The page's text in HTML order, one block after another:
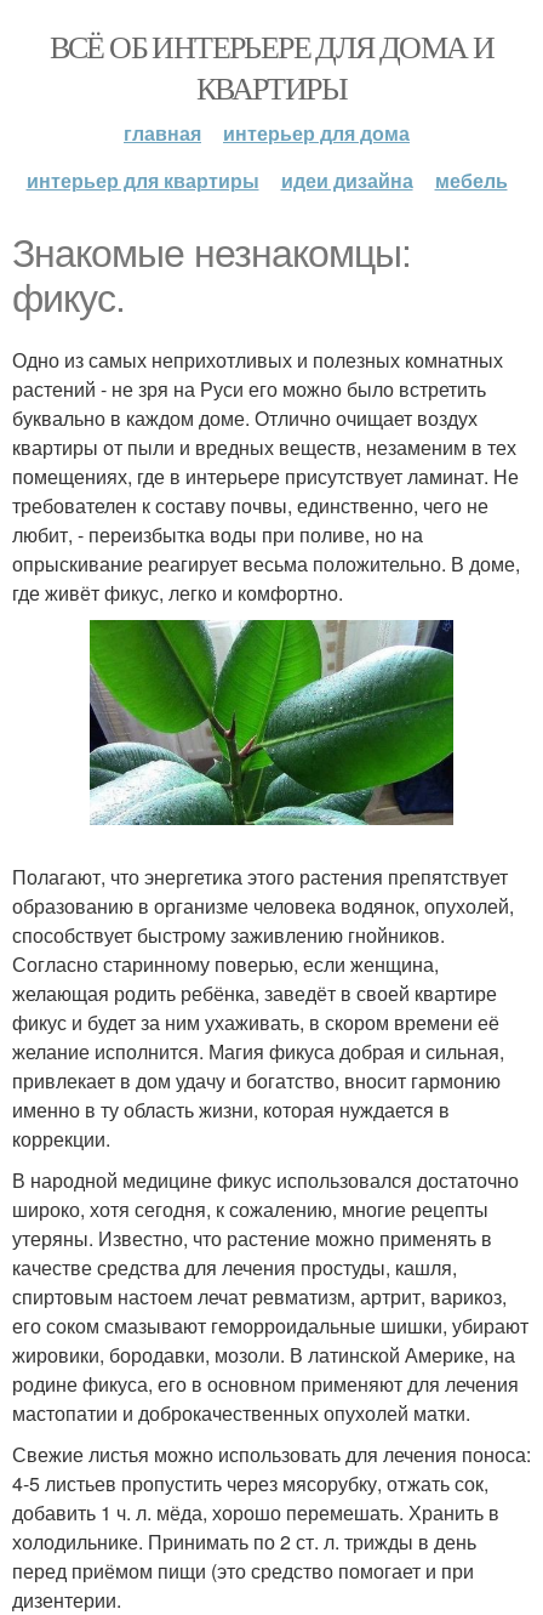
ВСЁ ОБ ИНТЕРЬЕРЕ ДЛЯ ДОМА И
КВАРТИРЫ
главная
интерьер для дома
интерьер для квартиры
идеи дизайна мебель
Знакомые незнакомцы:
фикус.
Одно из самых неприхотливых и полезных комнатных
растений - не зря на Руси его можно было встретить
буквально в каждом доме. Отлично очищает воздух
квартиры от пыли и вредных веществ, незаменим в тех
помещениях, где в интерьере присутствует ламинат. Не
требователен к составу почвы, единственно, чего не
любит, - переизбытка воды при поливе, но на
опрыскивание реагирует весьма положительно. В доме,
где живёт фикус, легко и комфортно.
Полагают, что энергетика этого растения препятствует
образованию в организме человека водянок, опухолей,
способствует быстрому заживлению гнойников.
Согласно старинному поверью, если женщина,
желающая родить ребёнка, заведёт в своей квартире
фикус и будет за ним ухаживать, в скором времени её
желание исполнится. Магия фикуса добрая и сильная,
привлекает в дом удачу и богатство, вносит гармонию
именно в ту область жизни, которая нуждается в
коррекции.
В народной медицине фикус использовался достаточно
широко, хотя сегодня, к сожалению, многие рецепты
утеряны. Известно, что растение можно применять в
качестве средства для лечения простуды, кашля,
спиртовым настоем лечат ревматизм, артрит, варикоз,
его соком смазывают геморроидальные шишки, убирают
жировики, бородавки, мозоли. В латинской Америке, на
родине фикуса, его в основном применяют для лечения
мастопатии и доброкачественных опухолей матки.
Свежие листья можно использовать для лечения поноса:
4-5 листьев пропустить через мясорубку, отжать сок,
добавить 1 ч. л. мёда, хорошо перемешать. Хранить в
холодильнике. Принимать по 2 ст. л. трижды в день
перед приёмом пищи (это средство помогает и при
дизентерии.